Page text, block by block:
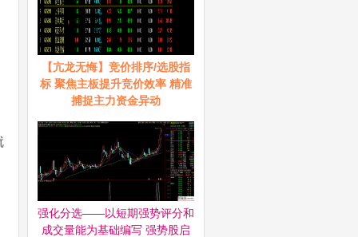
【亢龙无悔】竞价排序/选股指
标 聚焦主板提升竞价效率 精准
捕捉主力资金异动
强化分选——以短期强势评分和
成交量能为基础编写 强势股启